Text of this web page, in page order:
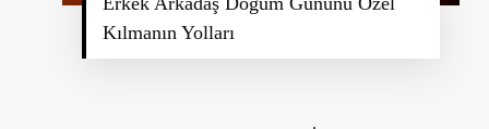
Kılmanın Yolları